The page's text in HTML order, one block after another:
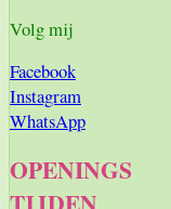
Volg mij
Facebook
Instagram
WhatsApp
OPENINGS